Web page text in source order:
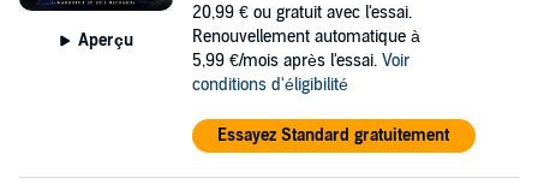
Aperçu
20,99 € ou gratuit avec l'essai.
Renouvellement automatique à
5,99 €/mois après l'essai. Voir
conditions d'éligibilité
Essayez Standard gratuitement